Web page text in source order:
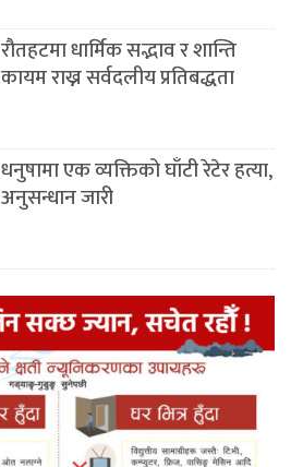
रौतहटमा धार्मिक सद्भाव र शान्ति
कायम राख्न सर्वदलीय प्रतिबद्धता
धनुषामा एक व्यक्तिको घाँटी रेटेर हत्या,
अनुसन्धान जारी